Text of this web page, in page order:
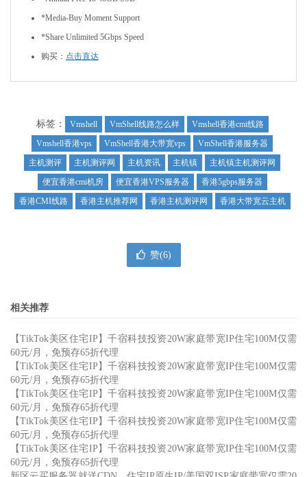
*Media-Buy Moment Support
*Share Unlimited 5Gbps Speed
购买： 点击直达
标签： Vmshell VmShell线路怎么样
Vmshell香港cmi线路
Vmshell香港vps
VmShell香港大带宽vps
VmShell香港服务器
主机测评
主机测评网 主机资讯 主机镇
主机镇主机测评网
便宜香港cmi机房
便宜香港VPS服务器
香港5gbps服务器
香港CMI线路
香港主机推荐网 香港主机测评网 香港大带宽云主机
赞(6)
相关推荐
【TikTok美区住宅IP】千宿科技投资20W家庭带宽IP住宅100M仅需
60元/月，免预存65折代理
【TikTok美区住宅IP】千宿科技投资20W家庭带宽IP住宅100M仅需
60元/月，免预存65折代理
【TikTok美区住宅IP】千宿科技投资20W家庭带宽IP住宅100M仅需
60元/月，免预存65折代理
【TikTok美区住宅IP】千宿科技投资20W家庭带宽IP住宅100M仅需
60元/月，免预存65折代理
【TikTok美区住宅IP】千宿科技投资20W家庭带宽IP住宅100M仅需
60元/月，免预存65折代理